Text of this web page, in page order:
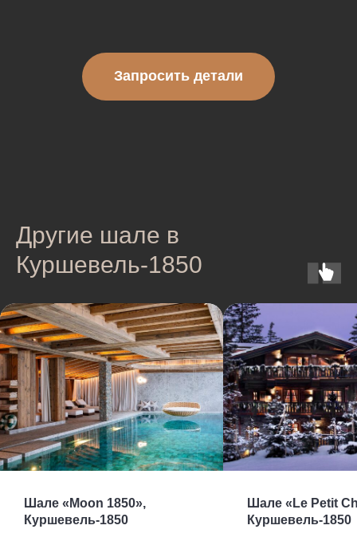
Запросить детали
Другие шале в
Куршевель-1850
Шале «Moon 1850»,
Куршевель-1850
Шале «Le Petit
Куршевель-1850